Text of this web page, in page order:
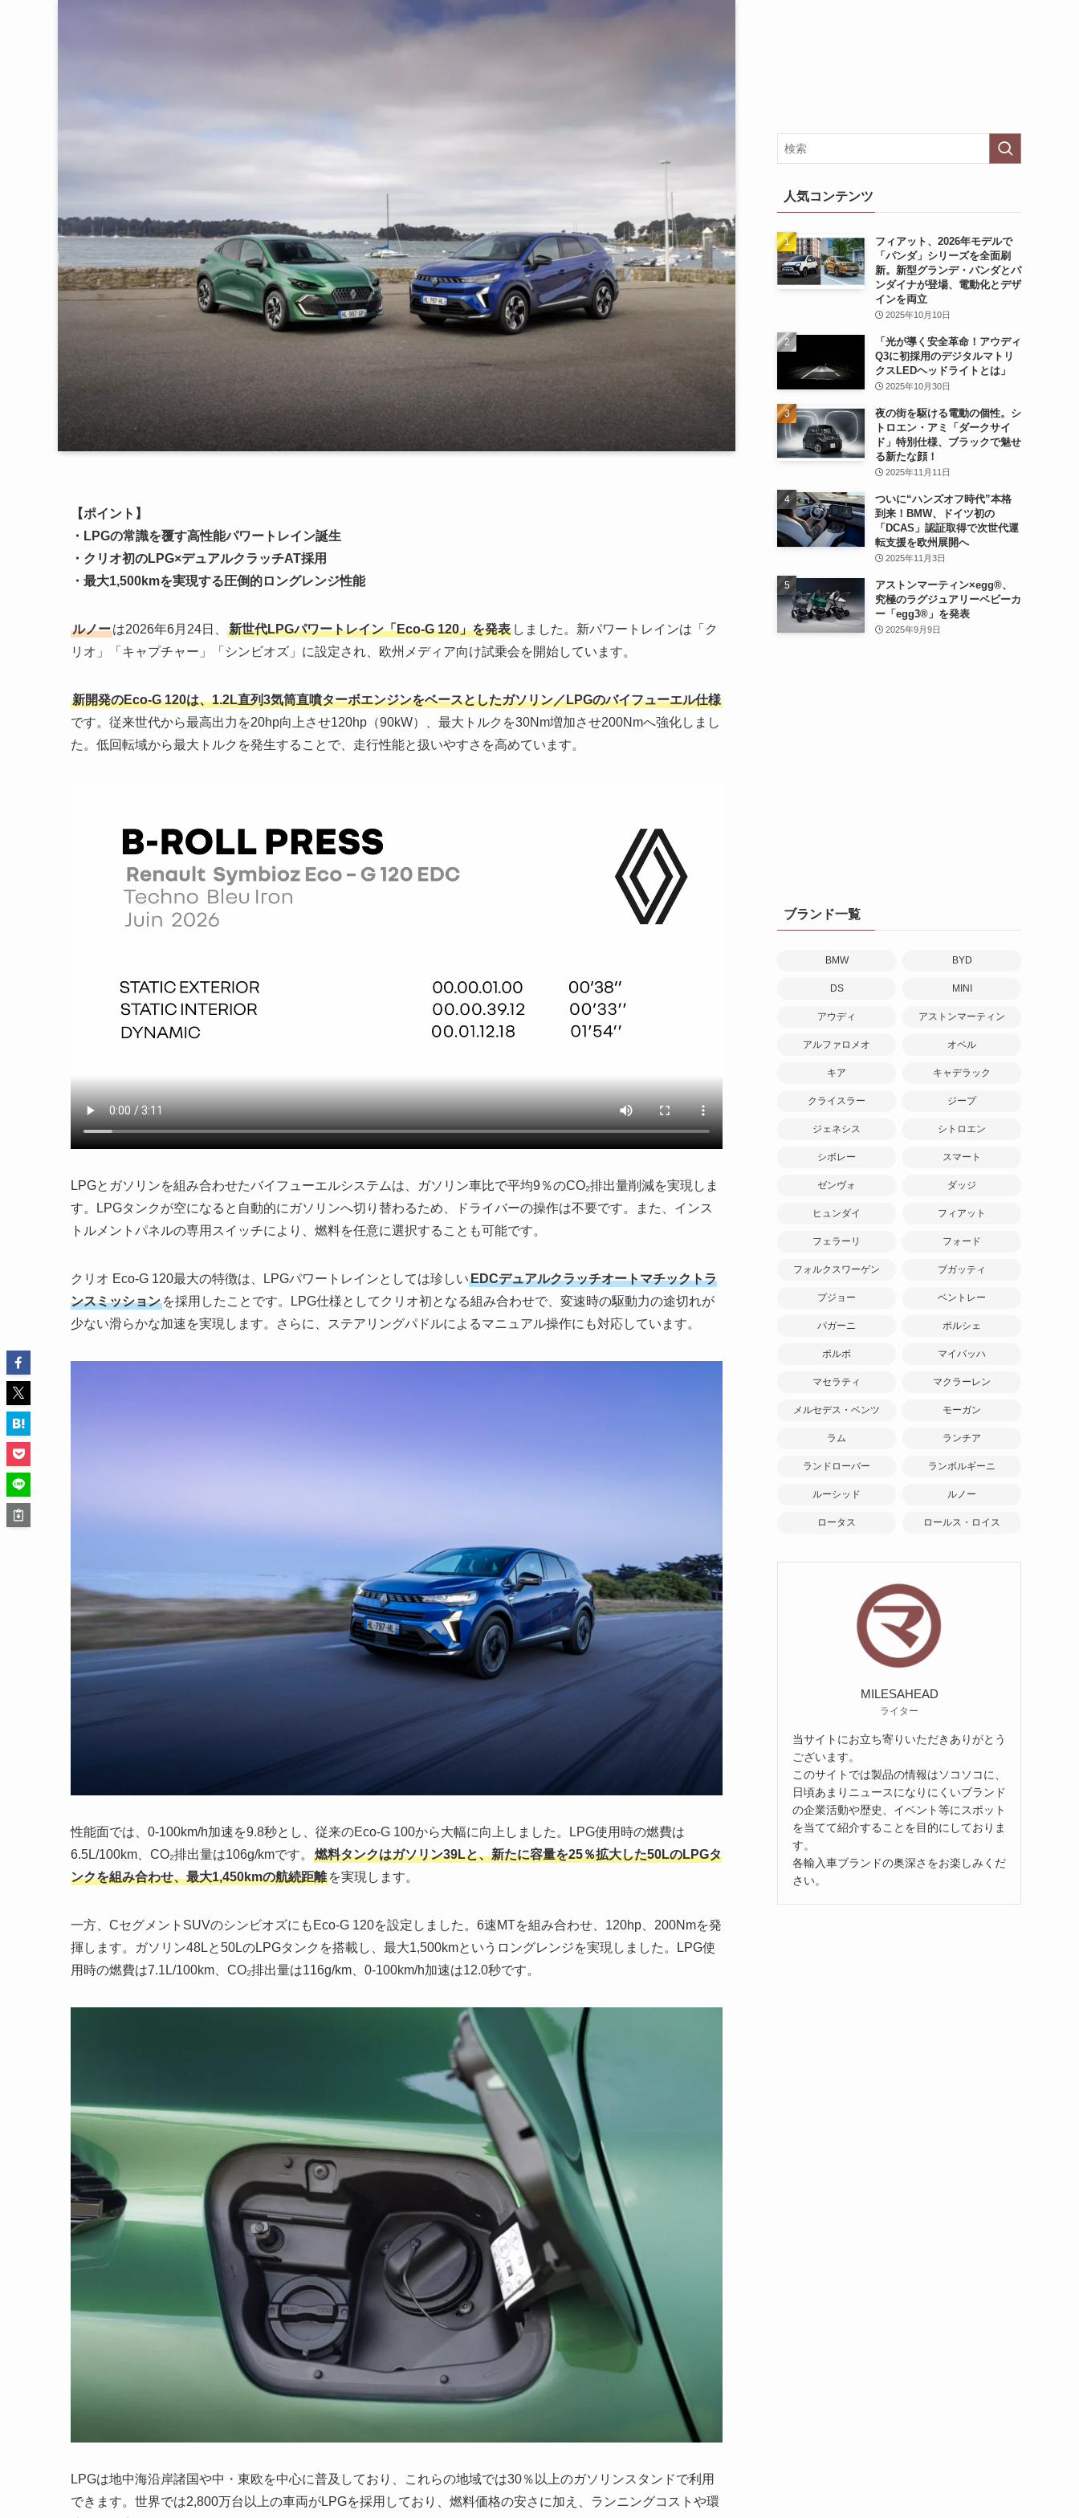
【ポイント】
・LPGの常識を覆す高性能パワートレイン誕生
・クリオ初のLPG×デュアルクラッチAT採用
・最大1,500kmを実現する圧倒的ロングレンジ性能
ルノーは2026年6月24日、 新世代LPGパワートレイン「Eco-G 120」を発表 しました。新パワートレインは「ク
リオ」「キャプチャー」「シンビオズ」に設定され、欧州メディア向け試乗会を開始しています。
新開発のEco-G 120は、1.2L直列3気筒直噴ターボエンジンをベースとしたガソリン／LPGのバイフューエル仕様
です。従来世代から最高出力を20hp向上させ120hp（90kW）、最大トルクを30Nm増加させ200Nmへ強化しまし
た。低回転域から最大トルクを発生することで、走行性能と扱いやすさを高めています。
LPGとガソリンを組み合わせたバイフューエルシステムは、ガソリン車比で平均9％のCO₂排出量削減を実現しま
す。LPGタンクが空になると自動的にガソリンへ切り替わるため、ドライバーの操作は不要です。また、インス
トルメントパネルの専用スイッチにより、燃料を任意に選択することも可能です。
クリオ Eco-G 120最大の特徴は、LPGパワートレインとしては珍しいEDCデュアルクラッチオートマチックトラ
ンスミッション を採用したことです。LPG仕様としてクリオ初となる組み合わせで、変速時の駆動力の途切れが
少ない滑らかな加速を実現します。さらに、ステアリングパドルによるマニュアル操作にも対応しています。
性能面では、0-100km/h加速を9.8秒とし、従来のEco-G 100から大幅に向上しました。LPG使用時の燃費は
6.5L/100km、CO₂排出量は106g/kmです。
燃料タンクはガソリン39Lと、新たに容量を25％拡大した50LのLPGタ
ンクを組み合わせ、最大1,450kmの航続距離 を実現します。
一方、CセグメントSUVのシンビオズにもEco-G 120を設定しました。6速MTを組み合わせ、120hp、200Nmを発
揮します。ガソリン48Lと50LのLPGタンクを搭載し、最大1,500kmというロングレンジを実現しました。LPG使
用時の燃費は7.1L/100km、CO₂排出量は116g/km、0-100km/h加速は12.0秒です。
LPGは地中海沿岸諸国や中・東欧を中心に普及しており、これらの地域では30％以上のガソリンスタンドで利用
できます。世界では2,800万台以上の車両がLPGを採用しており、燃料価格の安さに加え、ランニングコストや環
人気コンテンツ
フィアット、2026年モデルで
「パンダ」シリーズを全面刷
新。新型グランデ・パンダとパ
ンダイナが登場、電動化とデザ
インを両立
2025年10月10日
「光が導く安全革命！アウディ
Q3に初採用のデジタルマトリ
クスLEDヘッドライトとは」
2025年10月30日
夜の街を駆ける電動の個性。シ
トロエン・アミ「ダークサイ
ド」特別仕様、ブラックで魅せ
る新たな顔！
2025年11月11日
ついに“ハンズオフ時代”本格
到来！BMW、ドイツ初の
「DCAS」認証取得で次世代運
転支援を欧州展開へ
2025年11月3日
アストンマーティン×egg®、
究極のラグジュアリーベビーカ
ー「egg3®」を発表
2025年9月9日
ブランド一覧
BMW BYD
DS MINI
アウディ アストンマーティン
アルファロメオ オペル
キア キャデラック
クライスラー ジープ
ジェネシス シトロエン
シボレー スマート
ゼンヴォ ダッジ
ヒュンダイ フィアット
フェラーリ フォード
フォルクスワーゲン ブガッティ
プジョー ベントレー
パガーニ ポルシェ
ボルボ マイバッハ
マセラティ マクラーレン
メルセデス・ベンツ モーガン
ラム ランチア
ランドローバー ランボルギーニ
ルーシッド ルノー
ロータス ロールス・ロイス
MILESAHEAD
ライター
当サイトにお立ち寄りいただきありがとう
ございます。
このサイトでは製品の情報はソコソコに、
日頃あまりニュースになりにくいブランド
の企業活動や歴史、イベント等にスポット
を当てて紹介することを目的にしておりま
す。
各輸入車ブランドの奥深さをお楽しみくだ
さい。